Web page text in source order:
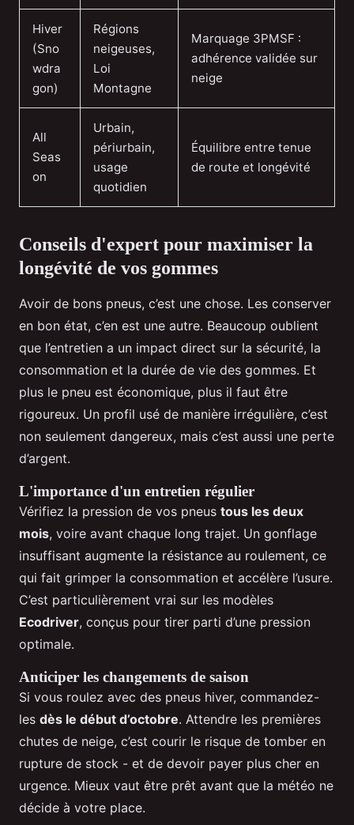
Hiver
(Sno
wdra
gon)
Régions
neigeuses,
Loi
Montagne
Marquage 3PMSF :
adhérence validée sur
neige
All
Seas
on
Urbain,
périurbain,
usage
quotidien
Équilibre entre tenue
de route et longévité
Conseils d'expert pour maximiser la
longévité de vos gommes
Avoir de bons pneus, c’est une chose. Les conserver
en bon état, c’en est une autre. Beaucoup oublient
que l’entretien a un impact direct sur la sécurité, la
consommation et la durée de vie des gommes. Et
plus le pneu est économique, plus il faut être
rigoureux. Un profil usé de manière irrégulière, c’est
non seulement dangereux, mais c’est aussi une perte
d’argent.
L'importance d'un entretien régulier
Vérifiez la pression de vos pneus tous les deux
mois, voire avant chaque long trajet. Un gonflage
insuffisant augmente la résistance au roulement, ce
qui fait grimper la consommation et accélère l’usure.
C’est particulièrement vrai sur les modèles
Ecodriver, conçus pour tirer parti d’une pression
optimale.
Anticiper les changements de saison
Si vous roulez avec des pneus hiver, commandez-
les dès le début d’octobre. Attendre les premières
chutes de neige, c’est courir le risque de tomber en
rupture de stock - et de devoir payer plus cher en
urgence. Mieux vaut être prêt avant que la météo ne
décide à votre place.